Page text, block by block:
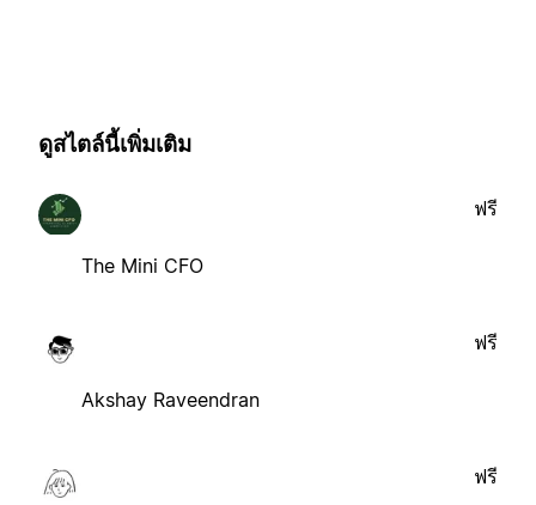
ดูสไตล์นี้เพิ่มเติม
The Mini CFO
ฟรี
Akshay Raveendran
ฟรี
ฟรี